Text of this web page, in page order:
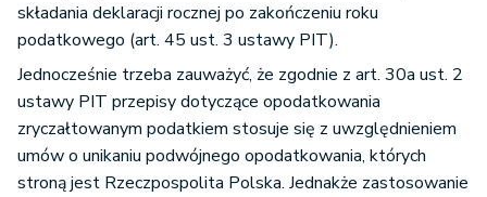
składania deklaracji rocznej po zakończeniu roku
podatkowego (art. 45 ust. 3 ustawy PIT).
Jednocześnie trzeba zauważyć, że zgodnie z art. 30a ust. 2
ustawy PIT przepisy dotyczące opodatkowania
zryczałtowanym podatkiem stosuje się z uwzględnieniem
umów o unikaniu podwójnego opodatkowania, których
stroną jest Rzeczpospolita Polska. Jednakże zastosowanie